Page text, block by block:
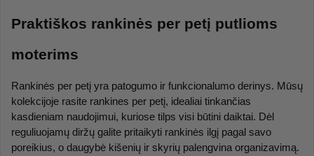
Praktiškos rankinės per petį putlioms
moterims
Rankinės per petį yra patogumo ir funkcionalumo derinys. Mūsų
kolekcijoje rasite rankines per petį, idealiai tinkančias
kasdieniam naudojimui, kuriose tilps visi būtini daiktai. Dėl
reguliuojamų diržų galite pritaikyti rankinės ilgį pagal savo
poreikius, o daugybė kišenių ir skyrių palengvina organizavimą.